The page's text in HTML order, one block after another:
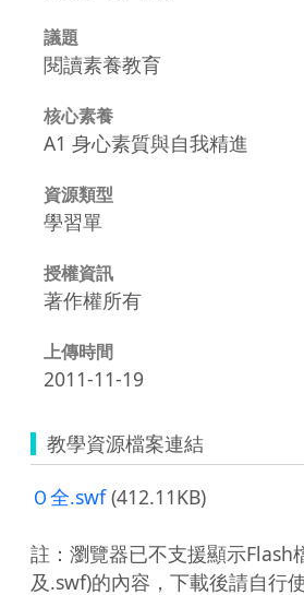
議題
閱讀素養教育
核心素養
A1 身心素質與自我精進
資源類型
學習單
授權資訊
著作權所有
上傳時間
2011-11-19
教學資源檔案連結
Ｏ全.swf(412.11KB)
註：瀏覽器已不支援顯示Flash
及.swf)的內容，下載後請自行